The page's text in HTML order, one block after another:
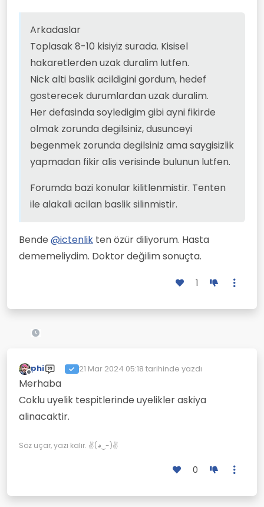
zorunda degilsiniz, dusunceyi begenmek zorunda
verisinde bulunun lutfen.
Arkadaslar
Toplasak 8-10 kisiyiz surada. Kisisel
hakaretlerden uzak duralim lutfen.
Nick alti baslik acildigini gordum, hedef
gosterecek durumlardan uzak duralim.
Her defasinda soyledigim gibi ayni fikirde
olmak zorunda degilsiniz, dusunceyi
begenmek zorunda degilsiniz ama saygisizlik
yapmadan fikir alis verisinde bulunun lutfen.
Forumda bazi konular kilitlenmistir. Tenten
ile alakali acilan baslik silinmistir.
Bende @ictenlik ten özür diliyorum. Hasta
dememeliydim. Doktor değilim sonuçta.
1
Çevrimdışı
phi 21 Mar 2024 05:18 tarihinde yazdı
Son düzenleyen:
Merhaba
Coklu uyelik tespitlerinde uyelikler askiya
alinacaktir.
Söz uçar, yazı kalır. ✌(◕‿-)✌
0